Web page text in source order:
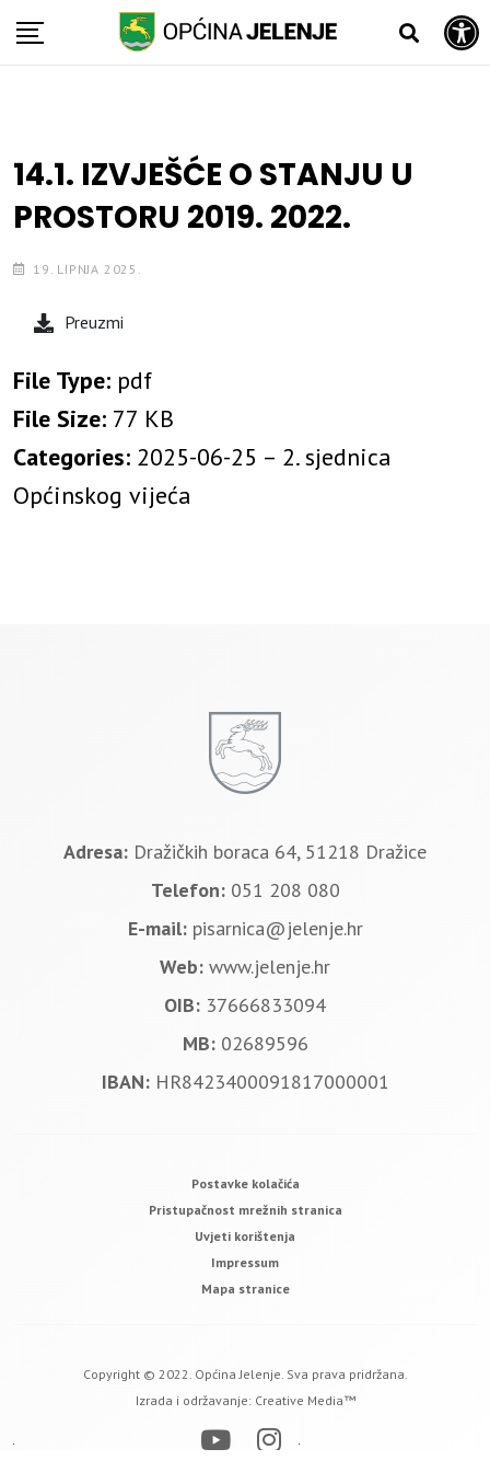
Open toolbar
Skip
14.1. IZVJEŠĆE O STANJU U
PROSTORU 2019. 2022.
19. LIPNJA 2025.
Preuzmi
File Type: pdf
File Size: 77 KB
Categories: 2025-06-25 – 2. sjednica
Općinskog vijeća
Adresa: Dražičkih boraca 64, 51218 Dražice
Telefon: 051 208 080
E-mail: pisarnica@jelenje.hr
Web: www.jelenje.hr
OIB: 37666833094
MB: 02689596
IBAN: HR8423400091817000001
Postavke kolačića
Pristupačnost mrežnih stranica
Uvjeti korištenja
Impressum
Mapa stranice
Copyright © 2022. Općina Jelenje. Sva prava pridržana.
Izrada i održavanje: Creative Media™